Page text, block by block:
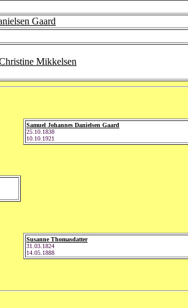
Gaard
Mikkelsen
Samuel Johannes Danielsen Gaard
25.10.1838
10.10.1921
Susanne Thomasdatter
31.03.1824
14.05.1888